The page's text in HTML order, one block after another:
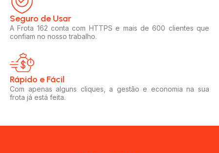
Seguro de Usar​
A Frota 162 conta com HTTPS e mais de 600 clientes que
confiam no nosso trabalho.
Rápido e Fácil​
Com apenas alguns cliques, a gestão e economia na sua
frota já está feita.